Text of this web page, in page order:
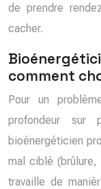
de prendre
cacher.
comment
Pour un
profondeur sur
bioénergéticien
mal ciblé
travaille de